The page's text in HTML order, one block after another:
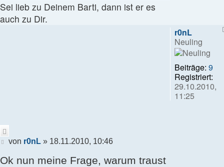
Sei lieb zu Deinem Barti, dann ist er es
auch zu Dir.
r0nL
Neuling
Beiträge: 9
Registriert:
29.10.2010,
11:25
Beitrag
von r0nL» 18.11.2010, 10:46
Ok nun meine Frage, warum traust